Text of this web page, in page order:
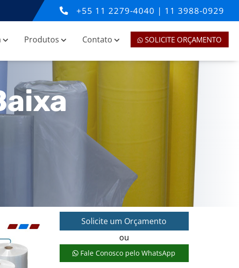
+55 11 2279-4040 | 11 3988-0929
Produtos Contato SOLICITE ORÇAMENTO
Solicite um Orçamento
ou
Fale Conosco pelo WhatsApp